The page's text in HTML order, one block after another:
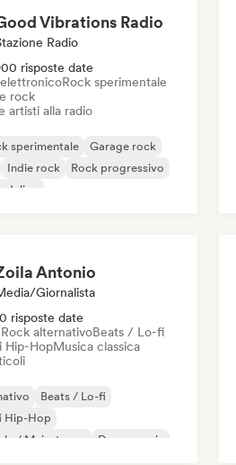
Vibrations Radio
Radio
risposte date
Rock sperimentale
rock
artisti alla radio
sperimentale
Garage rock
Indie rock
Rock progressivo
Antonio
Giornalista
risposte date
Rock alternativoBeats / Lo-fi
Hip-HopMusica classica
Beats / Lo-fi
Hip-Hop
/ Mainstream
Dance music